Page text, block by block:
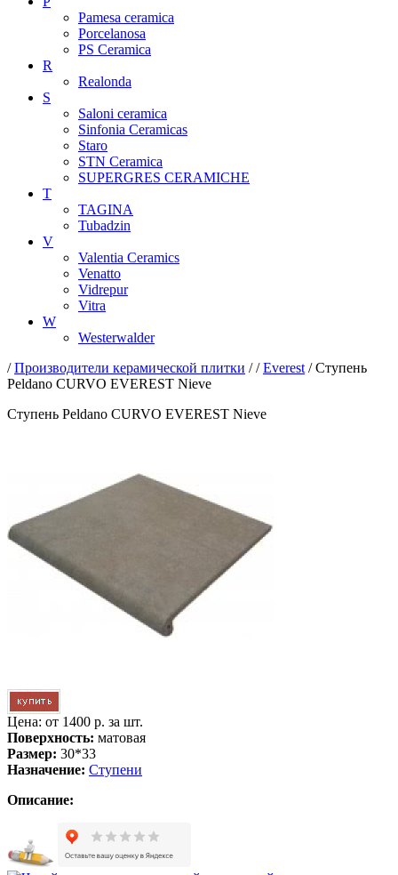
Pamesa ceramica
Porcelanosa
PS Ceramica
R
Realonda
S
Saloni ceramica
Sinfonia Ceramicas
Staro
STN Ceramica
SUPERGRES CERAMICHE
T
TAGINA
Tubadzin
V
Valentia Ceramics
Venatto
Vidrepur
Vitra
W
Westerwalder
/Производители керамической плитки //Everest / Ступень
Peldano CURVO EVEREST Nieve
Ступень Peldano CURVO EVEREST Nieve
Цена: от 1400 р. за шт.
Поверхность: матовая
Размер: 30*33
Назначение: Ступени
Описание: